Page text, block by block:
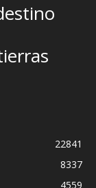
22841
8337
4559